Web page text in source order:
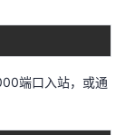
端口入站，或通